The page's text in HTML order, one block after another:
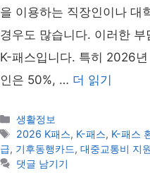
을 이용하는 직장인이나 대
경우도 많습니다. 이러한
K-패스입니다. 특히 2026
인은 50%, … 더 읽기
카
테
고
리
생활정보
태
그
2026 K패스, K-패스, K-패스
급, 기후동행카드, 대중교통비 지원
댓글 남기기